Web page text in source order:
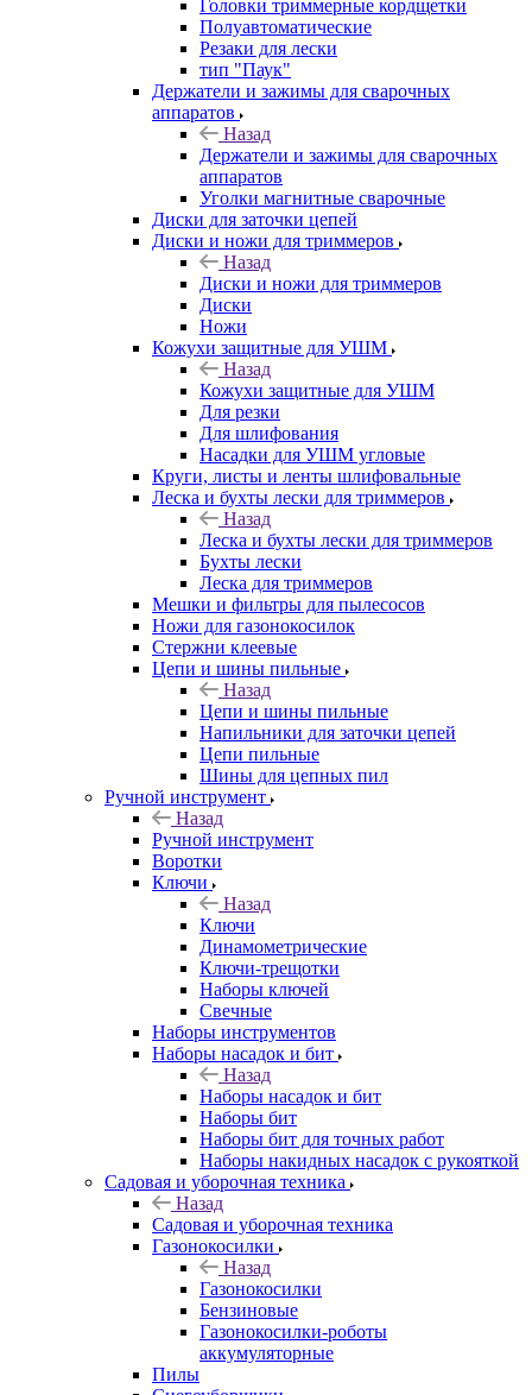
Головки триммерные кордщетки
Полуавтоматические
Резаки для лески
тип "Паук"
Держатели и зажимы для сварочных
аппаратов
Назад
Держатели и зажимы для сварочных
аппаратов
Уголки магнитные сварочные
Диски для заточки цепей
Диски и ножи для триммеров
Назад
Диски и ножи для триммеров
Диски
Ножи
Кожухи защитные для УШМ
Назад
Кожухи защитные для УШМ
Для резки
Для шлифования
Насадки для УШМ угловые
Круги, листы и ленты шлифовальные
Леска и бухты лески для триммеров
Назад
Леска и бухты лески для триммеров
Бухты лески
Леска для триммеров
Мешки и фильтры для пылесосов
Ножи для газонокосилок
Стержни клеевые
Цепи и шины пильные
Назад
Цепи и шины пильные
Напильники для заточки цепей
Цепи пильные
Шины для цепных пил
Ручной инструмент
Назад
Ручной инструмент
Воротки
Ключи
Назад
Ключи
Динамометрические
Ключи-трещотки
Наборы ключей
Свечные
Наборы инструментов
Наборы насадок и бит
Назад
Наборы насадок и бит
Наборы бит
Наборы бит для точных работ
Наборы накидных насадок с рукояткой
Садовая и уборочная техника
Назад
Садовая и уборочная техника
Газонокосилки
Назад
Газонокосилки
Бензиновые
Газонокосилки-роботы
аккумуляторные
Пилы